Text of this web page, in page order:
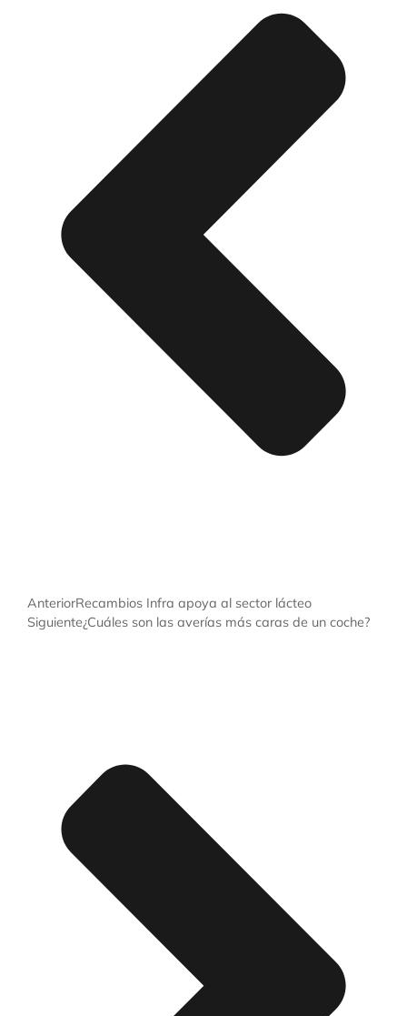
AnteriorRecambios Infra apoya al sector lácteo
Siguiente¿Cuáles son las averías más caras de un coche?